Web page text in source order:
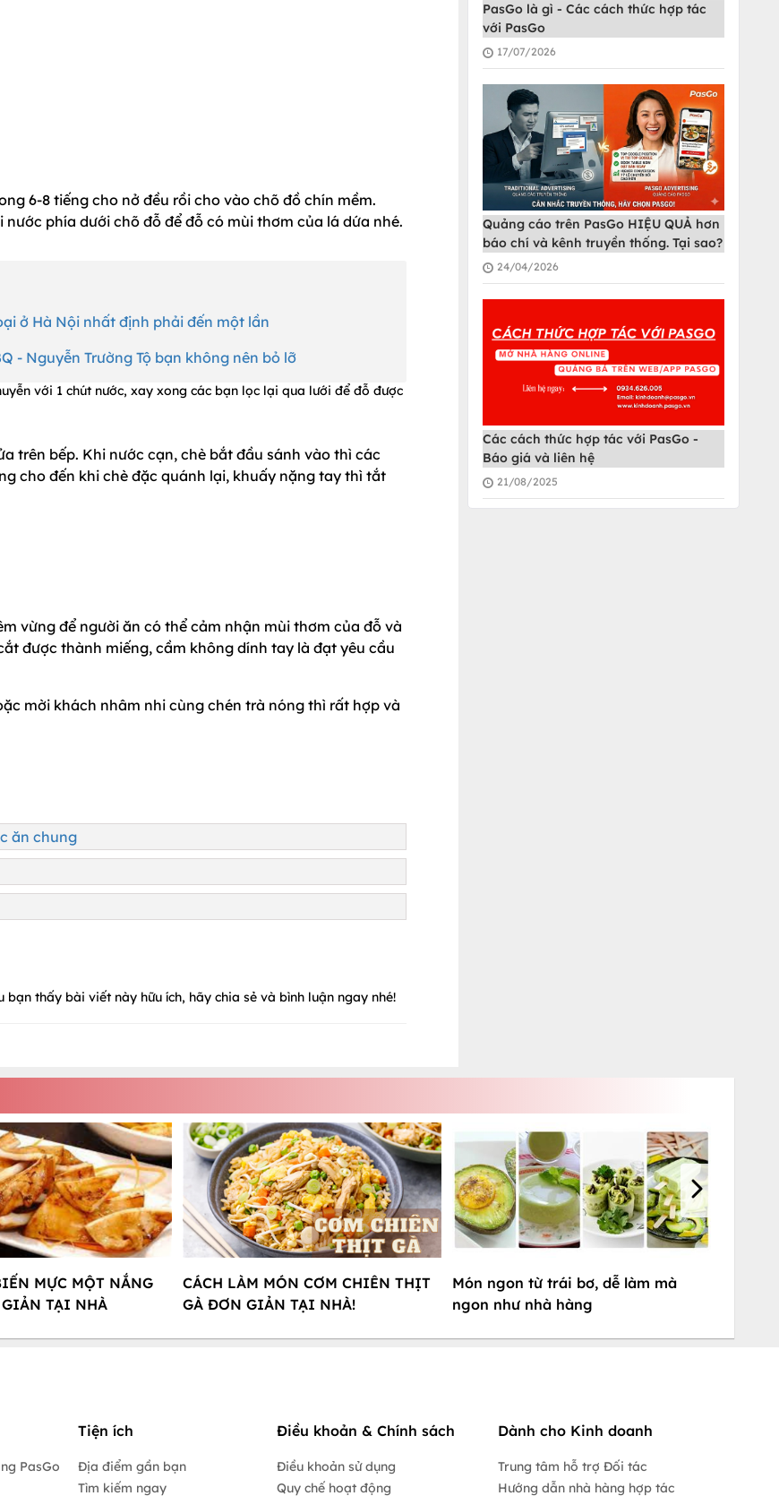
6-8 tiếng cho nở đều rồi cho vào chõ đồ chín mềm.
phía dưới chõ đỗ để đỗ có mùi thơm của lá dứa nhé.
ở Hà Nội nhất định phải đến một lần
- Nguyễn Trường Tộ bạn không nên bỏ lỡ
với 1 chút nước, xay xong các bạn lọc lại qua lưới để đỗ được
trên bếp. Khi nước cạn, chè bắt đầu sánh vào thì các
cho đến khi chè đặc quánh lại, khuấy nặng tay thì tắt
vừng để người ăn có thể cảm nhận mùi thơm của đỗ và
được thành miếng, cầm không dính tay là đạt yêu cầu
mời khách nhâm nhi cùng chén trà nóng thì rất hợp và
ăn chung
bạn thấy bài viết này hữu ích, hãy chia sẻ và bình luận ngay nhé!
PasGo là gì - Các cách thức hợp tác
với PasGo
17/07/2026
Quảng cáo trên PasGo HIỆU QUẢ hơn
báo chí và kênh truyền thống. Tại sao?
24/04/2026
Các cách thức hợp tác với PasGo -
Báo giá và liên hệ
21/08/2025
MỰC MỘT NẮNG
TẠI NHÀ
CÁCH LÀM MÓN CƠM CHIÊN THỊT
GÀ ĐƠN GIẢN TẠI NHÀ!
Món ngon từ trái bơ, dễ làm mà
ngon như nhà hàng
PasGo
Tiện ích
Địa điểm gần bạn
Tìm kiếm ngay
Điều khoản & Chính sách
Điều khoản sử dụng
Quy chế hoạt động
Dành cho Kinh doanh
Trung tâm hỗ trợ Đối tác
Hướng dẫn nhà hàng hợp tác